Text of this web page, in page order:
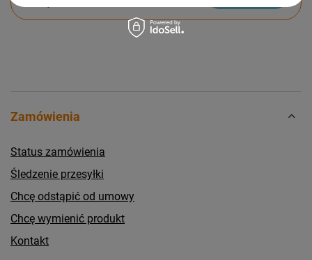
Zamówienia
Status zamówienia
Śledzenie przesyłki
Chcę odstąpić od umowy
Chcę wymienić produkt
Kontakt